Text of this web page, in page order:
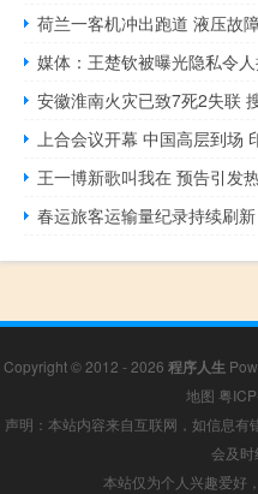
荷兰一客机冲出跑道 液压故
媒体：王楚钦被曝光隐私令
安徽淮南火灾已致7死2失联
上合会议开幕 中国高层到场
王一博新歌叫我在 预告引发
春运旅客运输量纪录持续刷
Copyright © 2012 - 2026 程序人生
地图 粤
声明：本站内容来自互联网，如信息
会及
本站仅为个人兴趣爱好